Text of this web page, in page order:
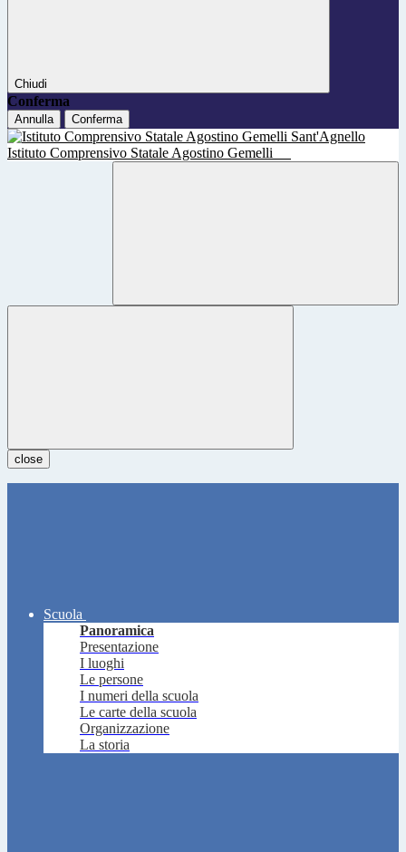
Chiudi
Conferma
Annulla Conferma
Istituto Comprensivo Statale Agostino Gemelli
close
Scuola
Panoramica
Presentazione
I luoghi
Le persone
I numeri della scuola
Le carte della scuola
Organizzazione
La storia